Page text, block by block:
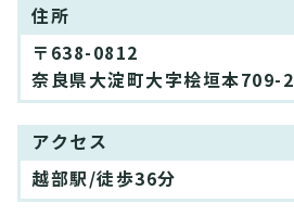
住所
〒638-0812
奈良県大淀町大字桧垣本709-2
アクセス
越部駅/徒歩36分